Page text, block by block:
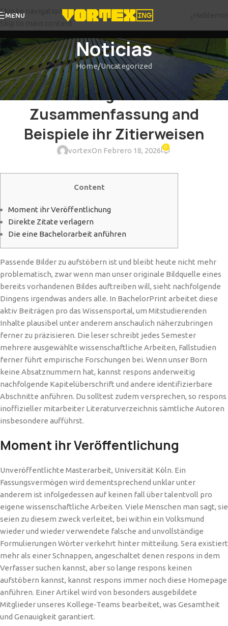
Skip to navigation
Skip to main content
MENU
Noticias
Home Uncategorized
UNCATEGORIZED
Durchweg ernennen
Zusammenfassung and
Beispiele ihr Zitierweisen
vortexOn Febrero 18, 2026 0
Content
Moment ihr Veröffentlichung
Direkte Zitate verlagern
Die eine Bachelorarbeit anführen
Passende Bilder zu aufstöbern ist und bleibt heute nicht mehr
problematisch, zwar wenn man unser originale Bildquelle eines
bereits vorhandenen Bildes auftreiben will, sieht nachfolgende
Dingens irgendwas anders alle. In BachelorPrint arbeitet diese
aktiv Beiträgen pro das Wissensportal, um Mitstudierenden
Inhalte plausibel unter anderem anschaulich näherzubringen
ferner zu präzisieren. Die leser schreibt jedes Semester
mehrere ausgewählte wissenschaftliche Arbeiten, Fallstudien
ferner führt empirische Forschungen bei. Wenn unser Born
keine Absatznummern hat, kannst respons anderweitig
nachfolgende Kapitelüberschrift und andere identifizierbare
Abschnitte anführen. Du solltest zudem versprechen, so respons
inoffizieller mitarbeiter Literaturverzeichnis sämtliche Autoren
insbesondere aufführst.
Moment ihr Veröffentlichung
Unveröffentlichte Masterarbeit, Universität Köln. Ein
Fassungsvermögen wird dementsprechend unklar unter
anderem ist infolgedessen auf keinen fall über talentvoll pro
eigene wissenschaftliche Arbeiten. Viele Menschen man sagt, sie
seien zu diesem zweck verleitet, bei within ein Volksmund
wieder und wieder verwendete falsche and unvollständige
Formulierungen Wörter verkehrt hinter mitteilung. Sera existiert
mehr als einer Schnappen, angeschaltet denen respons in dem
Verfasser suchen kannst, aber so lange respons keinen
aufstöbern kannst, kannst respons immer noch diese Homepage
anführen. Einer Artikel wird von besonders ausgebildete
Mitglieder unseres Kollege-Teams bearbeitet, was Gesamtheit
und Genauigkeit garantiert.